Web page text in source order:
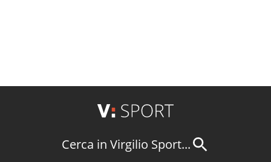
Cerca in Virgilio Sport...